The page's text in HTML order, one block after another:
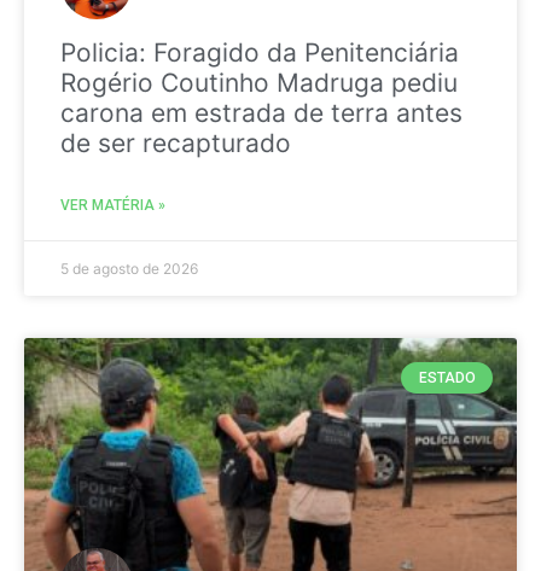
Policia: Foragido da Penitenciária
Rogério Coutinho Madruga pediu
carona em estrada de terra antes
de ser recapturado
VER MATÉRIA »
5 de agosto de 2026
ESTADO